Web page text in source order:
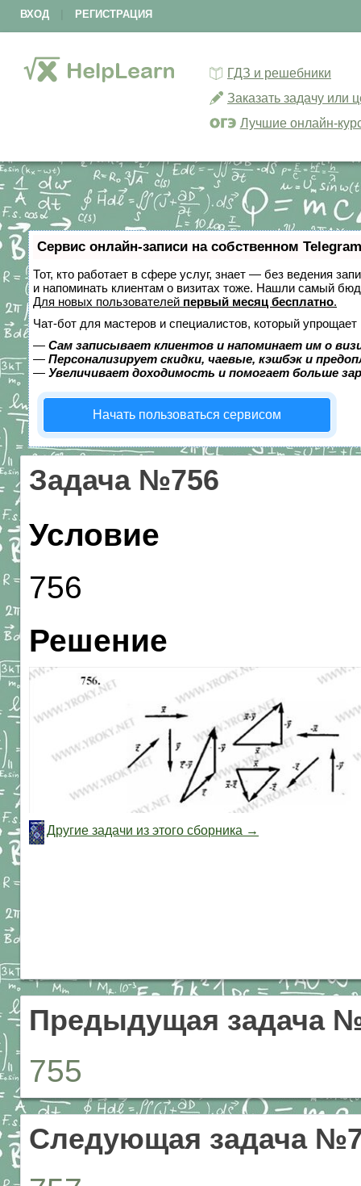
ВХОД РЕГИСТРАЦИЯ
ГДЗ и решебники
Заказать задачу или
Лучшие онлайн-
Сервис онлайн-записи на собственном
Тот, кто работает в сфере услуг, знает — без ведения
и напоминать клиентам о визитах тоже. Нашли самый
Для новых пользователей первый месяц бесплатно.
Чат-бот для мастеров и специалистов, который упрощает
— Сам записывает клиентов и напоминает им о
— Персонализирует скидки, чаевые, кэшбэк и
— Увеличивает доходимость и помогает больше
Начать пользоваться сервисом
Задача №756
Условие
756
Решение
Другие задачи из этого сборника →
Предыдущая задача
755
Следующая задача